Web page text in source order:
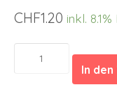
CHF1.20 inkl.
Luftrüssel
assortier
Hologramm
In